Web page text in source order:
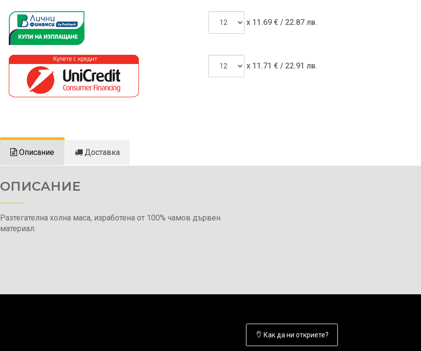
x 11.69€ / 22.87 лв.
x 11.71 € / 22.91 лв.
Описание Доставка
ОПИСАНИЕ
Разтегателна холна маса, изработена от 100% чамов дървен
материал.
Как да ни откриете?